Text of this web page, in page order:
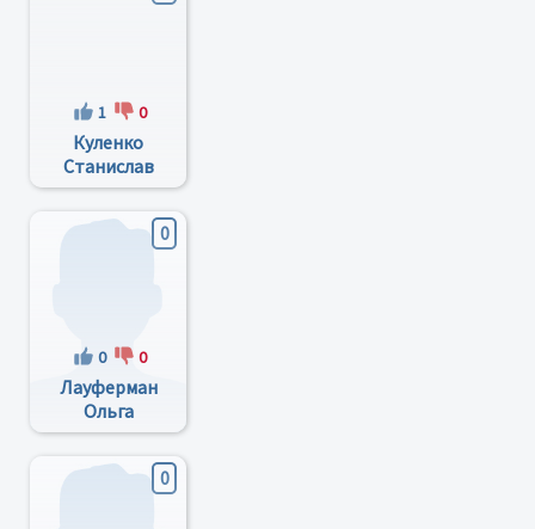
1 0
Куленко
Станислав
Владимирович
0
0 0
Лауферман
Ольга
Викторовна
0